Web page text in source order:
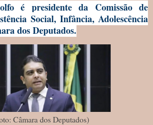
é presidente da Comissão de
Social, Infância, Adolescência
dos Deputados.
Câmara dos Deputados)